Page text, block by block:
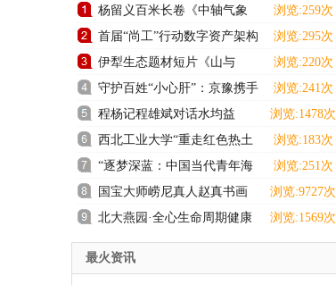
杨留义百米长卷《中轴气象
耀京华》暨京城胜景展
浏览:259次
首届“尚工”行动数字资产架构
师（高级）能力提
浏览:295次
伊犁生态题材短片《山与
灵》斩获马德里国际独立
浏览:220次
守护百姓“小心肝”：京豫携手
十三载 名医下沉惠
浏览:241次
程杨记程雄斌对话水均益
———解码食养中小企
浏览:1478次
西北工业大学“重走红色热土
感悟选调担当”实践
浏览:183次
“逐梦深蓝：中国当代青年海
洋强国主题设计巡展
浏览:251次
国宝大师崂尼真人赵真书画
拍卖、收藏
浏览:9727次
北大燕园·全心生命周期健康
学院正式启动:
浏览:1569次
最火资讯